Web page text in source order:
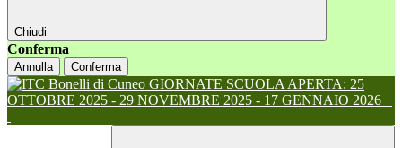
Chiudi
Conferma
Annulla Conferma
GIORNATE SCUOLA APERTA: 25
OTTOBRE 2025 - 29 NOVEMBRE 2025 - 17 GENNAIO 2026